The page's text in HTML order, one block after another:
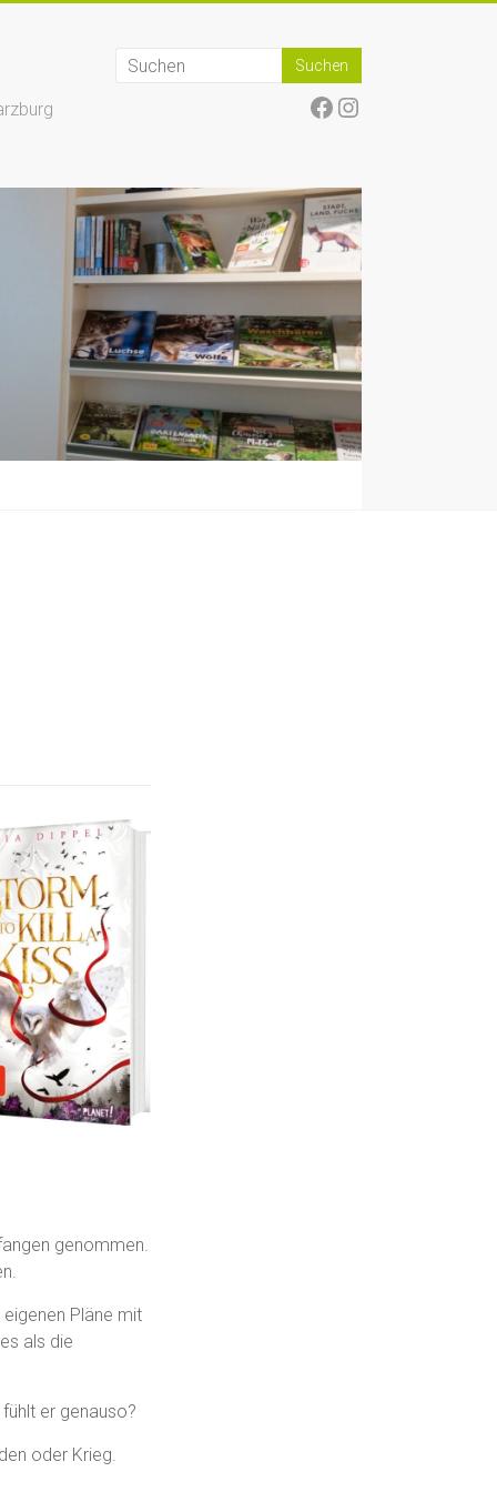
Facebook
Instagram
genommen.
Pläne mit
als die
er genauso?
oder Krieg.